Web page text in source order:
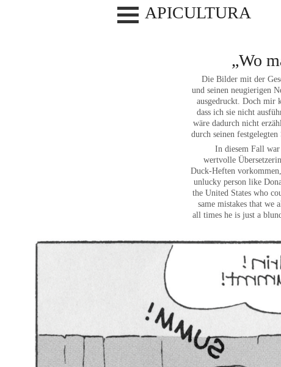
APICULTURA
„Wo
Die Bilder mit der
und seinen neugierigen
ausgedruckt. Doch mir
dass ich sie nicht
wäre dadurch nicht
durch seinen
In diesem Fall
wertvolle
Duck-Heften
unlucky person like
the United States who
same mistakes that we
all times he is just a